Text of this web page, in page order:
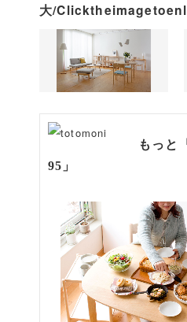
大/
もっと
95」